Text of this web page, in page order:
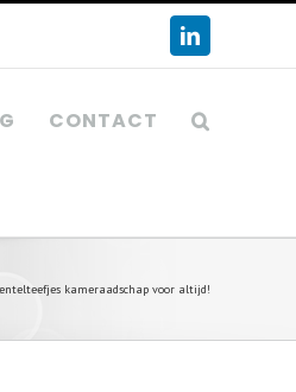
LinkedIn
CONTACT
kameraadschap voor altijd!